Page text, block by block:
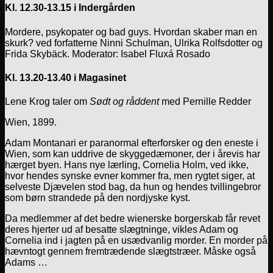
Kl. 12.30-13.15 i Indergården
Mordere, psykopater og bad guys. Hvordan skaber man en
skurk? ved forfatterne Ninni Schulman, Ulrika Rolfsdotter og
Frida Skybäck. Moderator: Isabel Fluxá Rosado
Kl. 13.20-13.40 i Magasinet
Lene Krog taler om Sødt og råddentmed Pernille Redder
Wien, 1899.
Adam Montanari er paranormal efterforsker og den eneste i
Wien, som kan uddrive de skyggedæmoner, der i årevis har
hærget byen. Hans nye lærling, Cornelia Holm, ved ikke,
hvor hendes synske evner kommer fra, men rygtet siger, at
selveste Djævelen stod bag, da hun og hendes tvillingebror
som børn strandede på den nordjyske kyst.
Da medlemmer af det bedre wienerske borgerskab får revet
deres hjerter ud af besatte slægtninge, vikles Adam og
Cornelia ind i jagten på en usædvanlig morder. En morder på
hævntogt gennem fremtrædende slægtstræer. Måske også
Adams …